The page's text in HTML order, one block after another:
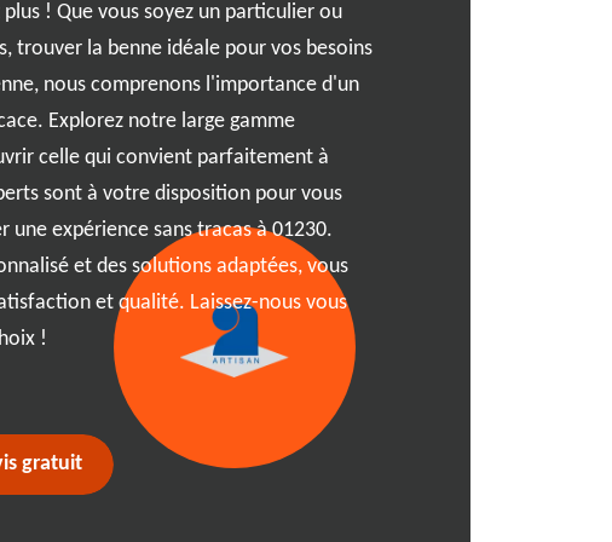
! Que vous soyez un particulier ou
trouver la benne idéale pour vos besoins
nous comprenons l'importance d'un
Explorez notre large gamme
celle qui convient parfaitement à
sont à votre disposition pour vous
une expérience sans tracas à 01230.
et des solutions adaptées, vous
et qualité. Laissez-nous vous
!
gratuit